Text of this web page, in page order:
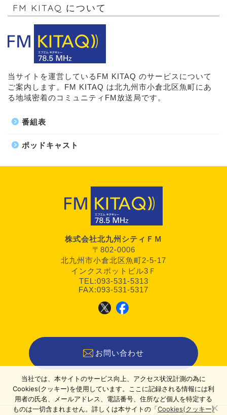
FM KITAQ について
当サイトを運営しているFM KITAQ のサービスについて
ご案内します。FM KITAQ は北九州市小倉北区魚町にあ
る地域密着のコミュニティFM放送局です。
番組表
ポッドキャスト
株式会社北九州シティＦＭ
〒802-0006
北九州市小倉北区魚町2-5-17
インクスポットビル3Ｆ
TEL:093-531-5313
FAX:093-531-5317
お問い合わせ
当社では、本サイトのサービス向上、アクセス状況計測の為に
Cookies(クッキー)を使用しています。ここに記録される情報には利
用者の氏名、メールアドレス、電話番号、住所など個人を特定する
ものは一切含まれません。詳しくは本サイトの「Cookies(クッキー)